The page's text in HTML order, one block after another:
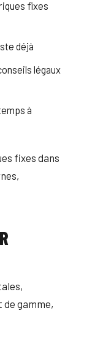
fixes
déjà
légaux
à
fixes dans
gamme,